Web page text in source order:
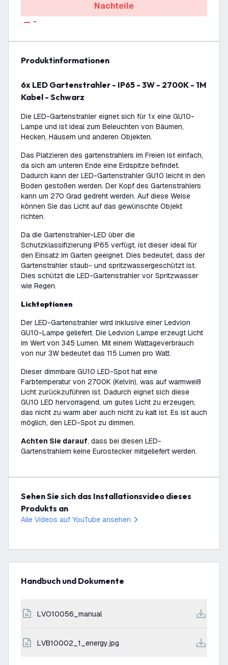
Nachteile
-
Produktinformationen
6x LED Gartenstrahler - IP65 - 3W - 2700K - 1M
Kabel - Schwarz
Die LED-Gartenstrahler eignet sich für 1x eine GU10-
Lampe und ist ideal zum Beleuchten von Bäumen,
Hecken, Häusern und anderen Objekten.
Das Platzieren des gartenstrahlers im Freien ist einfach,
da sich am unteren Ende eine Erdspitze befindet.
Dadurch kann der LED-Gartenstrahler GU10 leicht in den
Boden gestoßen werden. Der Kopf des Gartenstrahlers
kann um 270 Grad gedreht werden. Auf diese Weise
können Sie das Licht auf das gewünschte Objekt
richten.
Da die Gartenstrahler-LED über die
Schutzklassifizierung IP65 verfügt, ist dieser ideal für
den Einsatz im Garten geeignet. Dies bedeutet, dass der
Gartenstrahler staub- und spritzwassergeschützt ist.
Dies schützt die LED-Gartenstrahler vor Spritzwasser
wie Regen.
Lichtoptionen
Der LED-Gartenstrahler wird inklusive einer Ledvion
GU10-Lampe geliefert. Die Ledvion Lampe erzeugt Licht
im Wert von 345 Lumen. Mit einem Wattageverbrauch
von nur 3W bedeutet das 115 Lumen pro Watt.
Dieser dimmbare GU10 LED-Spot hat eine
Farbtemperatur von 2700K (Kelvin), was auf warmweiß
Licht zurückzuführen ist. Dadurch eignet sich diese
GU10 LED hervorragend, um gutes Licht zu erzeugen,
das nicht zu warm aber auch nicht zu kalt ist. Es ist auch
möglich, den LED-Spot zu dimmen.
Achten Sie darauf, dass bei diesen LED-
Gartenstrahlern keine Eurostecker mitgeliefert werden.
Sehen Sie sich das Installationsvideo dieses
Produkts an
Alle Videos auf YouTube ansehen
Handbuch und Dokumente
LVO10056_manual
LVB10002_1_energy.jpg